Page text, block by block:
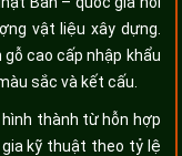
vật liệu xây dựng.
cao cấp nhập khẩu
sắc và kết cấu.
thành từ hỗn hợp
kỹ thuật theo tỷ lệ